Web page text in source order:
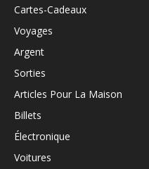
Cartes-Cadeaux
Voyages
Argent
Sorties
Articles Pour La Maison
Billets
Électronique
Voitures